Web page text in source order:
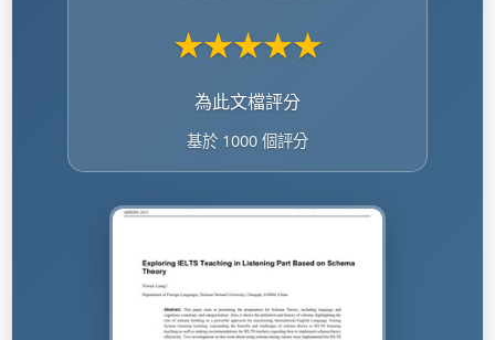
★★★★★
為此文檔評分
基於 1000 個評分